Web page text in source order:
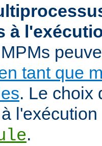
à
tant que
. Le choix
.